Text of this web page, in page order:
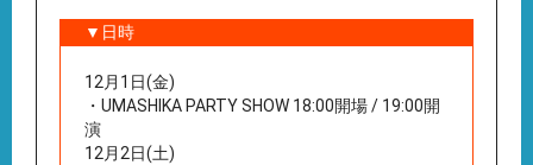
▼日時
12月1日(金)
・UMASHIKA PARTY SHOW 18:00開場 / 19:00開
演
12月2日(土)